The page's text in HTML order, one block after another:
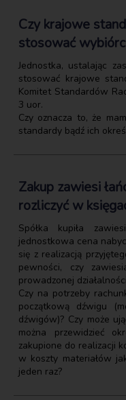
Czy krajowe
stosować
Jednostka, ustalając
stosować krajowe
Komitet Standardów
3 uor.
Czy oznacza to, że
standardy bądź ich
Zakup zawiesi
rozliczyć w
Spółka kupiła
jednostkowa cena
się z realizacją
pewności, czy
prowadzonej
Czy na potrzeby
początkową dźwigu
dźwigów)? Czy może
można przewidzieć
zakupione do realizacji
w koszty materiałów
jeden raz?